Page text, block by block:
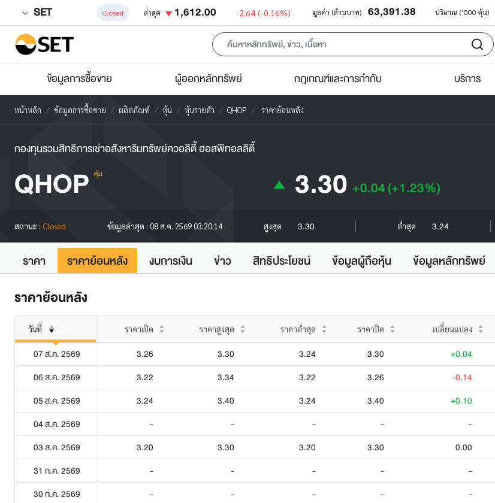
SET Closed ล่าสุด 1,612.00 -2.64 (-0.16%) มูลค่า (ล้านบาท) 63,391.38 ปริมาณ ('000 หุ้น)
ข้อมูลการซื้อขาย ผู้ออกหลักทรัพย์ กฎเกณฑ์และการกำกับ บริการ
หน้าหลัก ข้อมูลการซื้อขาย ผลิตภัณฑ์ หุ้น หุ้นรายตัว QHOP ราคาย้อนหลัง
กองทุนรวมสิทธิการเช่าอสังหาริมทรัพย์ควอลิตี้ ฮอสพิทอลลิตี้
QHOP หุ้น 3.30 +0.04(+1.23%)
สถานะ : Closed ข้อมูลล่าสุด : 08 ส.ค. 2569 03:20:14 สูงสุด 3.30 ต่ำสุด 3.24
ราคา ราคาย้อนหลัง งบการเงิน ข่าว สิทธิประโยชน์ ข้อมูลผู้ถือหุ้น ข้อมูลหลักทรัพย์
ราคาย้อนหลัง
วันที่ ราคาเปิด ราคาสูงสุด ราคาต่ำสุด ราคาปิด เปลี่ยนแปลง
07 ส.ค. 2569 3.26 3.30 3.24 3.30 +0.04
06 ส.ค. 2569
3.22 3.34 3.22 3.26 -0.14
05 ส.ค. 2569
3.24 3.40 3.24 3.40 +0.10
04 ส.ค. 2569
- - - - -
03 ส.ค. 2569
3.20 3.30 3.20 3.30 0.00
31 ก.ค. 2569
- - - - -
30 ก.ค. 2569
- - - - -